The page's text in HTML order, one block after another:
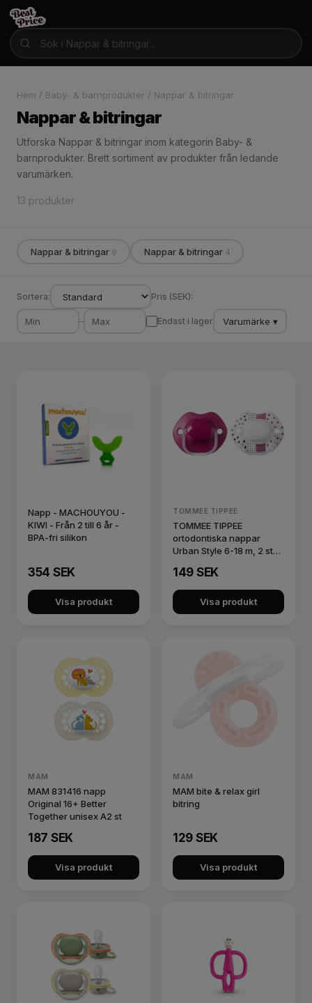
Hem / Baby- & barnprodukter / Nappar & bitringar
Nappar & bitringar
Utforska Nappar & bitringar inom kategorin Baby- &
barnprodukter. Brett sortiment av produkter från ledande
varumärken.
13 produkter
Nappar & bitringar 9 Nappar & bitringar 4
Sortera: Pris (SEK):
– Endast i lager Varumärke ▾
Napp - MACHOUYOU -
KIWI - Från 2 till 6 år -
BPA-fri silikon
354 SEK
Visa produkt
TOMMEE TIPPEE
TOMMEE TIPPEE
ortodontiska nappar
Urban Style 6-18 m, 2 st
149 SEK
Visa produkt
MAM
MAM 831416 napp
Original 16+ Better
Together unisex A2 st
187 SEK
Visa produkt
MAM
MAM bite & relax girl
bitring
129 SEK
Visa produkt